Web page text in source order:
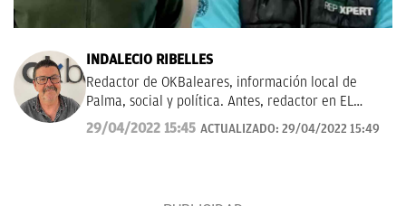
INDALECIO RIBELLES
Redactor de OKBaleares, información local de
Palma, social y política. Antes, redactor en EL
MUNDO/ Baleares durante 20 años.
29/04/2022 15:45 ACTUALIZADO: 29/04/2022 15:49